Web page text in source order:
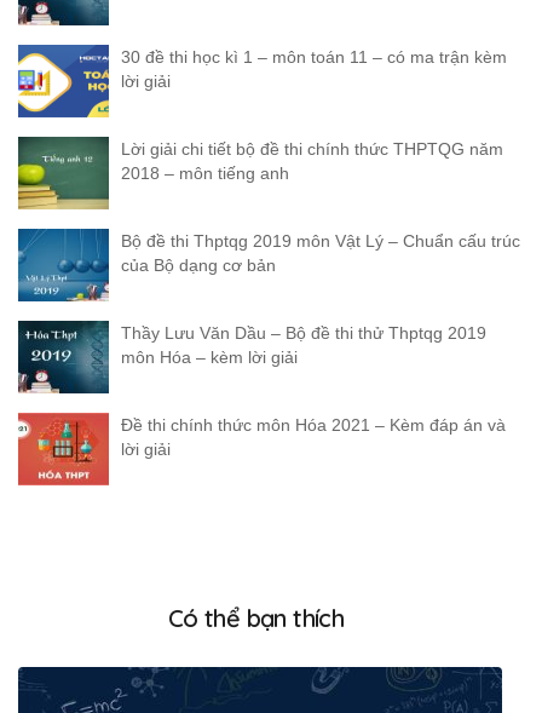
30 đề thi học kì 1 – môn toán 11 – có ma trận kèm
lời giải
Lời giải chi tiết bộ đề thi chính thức THPTQG năm
2018 – môn tiếng anh
Bộ đề thi Thptqg 2019 môn Vật Lý – Chuẩn cấu trúc
của Bộ dạng cơ bản
Thầy Lưu Văn Dầu – Bộ đề thi thử Thptqg 2019
môn Hóa – kèm lời giải
Đề thi chính thức môn Hóa 2021 – Kèm đáp án và
lời giải
Có thể bạn thích